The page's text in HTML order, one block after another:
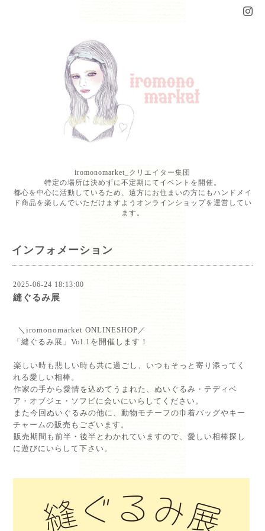
iromonomarket_クリエイター集団
特定の場所は決めずに不定期にてイベントを開催。
都心を中心に活動しているため、遠方にお住まいの方にもハンドメイ
ド商品を楽しんでいただけますようオンラインショップを運営してい
ます。
インフォメーション
2025-06-24 18:13:00
縫ぐるみ展
＼iromonomarket ONLINESHOP／⁡
「縫ぐるみ展」Vol.1を開催します！⁡
⁡楽しい時も悲しい時も共に過ごし、いつもそっと寄り添ってく
れる愛しい相棒。⁡
⁡作家の手から愛情を込めてうまれた、ぬいぐるみ・テディベ
ア・オブジェ・ソフビに会いにいらしてください。⁡
⁡また今回ぬいぐるみの他に、動物モチーフの巾着バッグやキー
チャームの販売もございます。⁡
⁡販売期間も前半・後半とわかれていますので、愛しい相棒探し
に遊びにいらして下さい。⁡